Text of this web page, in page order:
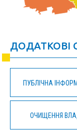
ДОДАТКОВІ
ПУБЛІЧНА
ОЧИЩЕННЯ